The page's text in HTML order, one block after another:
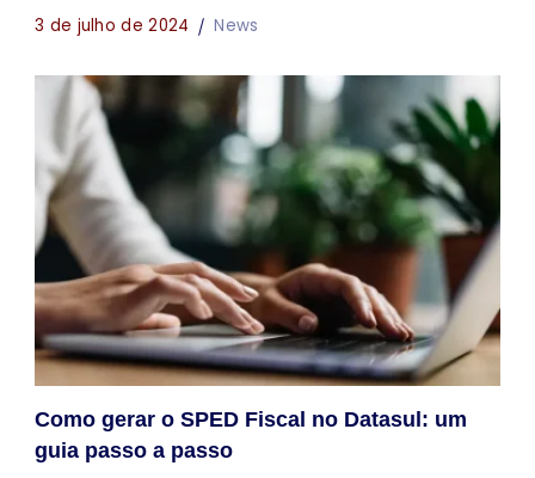
3 de julho de 2024 News
Como gerar o SPED Fiscal no Datasul: um
guia passo a passo